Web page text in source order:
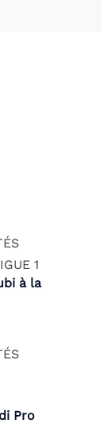
1
à la
Pro